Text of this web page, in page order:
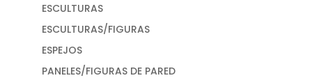
ESCULTURAS
ESCULTURAS/FIGURAS
ESPEJOS
PANELES/FIGURAS DE PARED